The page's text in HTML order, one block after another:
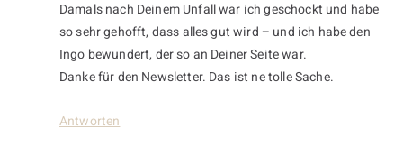
Damals nach Deinem Unfall war ich geschockt und habe
so sehr gehofft, dass alles gut wird – und ich habe den
Ingo bewundert, der so an Deiner Seite war.
Danke für den Newsletter. Das ist ne tolle Sache.
Antworten